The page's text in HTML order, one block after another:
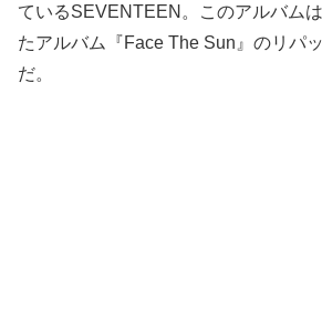
ているSEVENTEEN。このアルバム
たアルバム『Face The Sun』のリパ
だ。